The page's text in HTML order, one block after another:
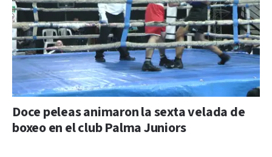
Doce peleas animaron la sexta velada de
boxeo en el club Palma Juniors